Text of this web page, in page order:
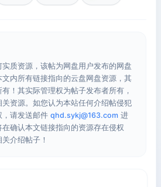
质资源，该帖为网盘用户发布的网盘
内所有链接指向的云盘网盘资源，其
！其实际管理权为帖子发布者所有，
资源。如您认为本站任何介绍帖侵犯
，请发送邮件 qhd.sykj@163.com 进
确认本文链接指向的资源存在侵权
介绍帖子！